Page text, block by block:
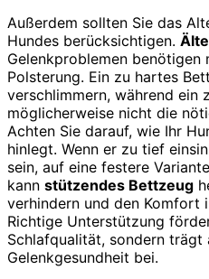
Außerdem sollten Sie das
Hundes berücksichtigen.
Gelenkproblemen
Polsterung. Ein zu hartes
verschlimmern, während ein
möglicherweise nicht die
Achten Sie darauf, wie Ihr
hinlegt. Wenn er zu tief
sein, auf eine festere
kann stützendes Bettzeug
verhindern und den Komfort
Richtige Unterstützung
Schlafqualität, sondern
Gelenkgesundheit bei.